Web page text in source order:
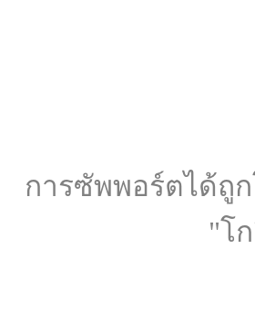
การซัพพอร์ตได้ถู
"โ